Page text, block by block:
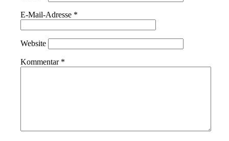
E-Mail-Adresse *
Website
Kommentar *